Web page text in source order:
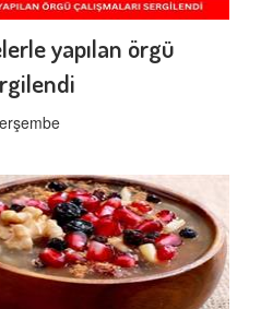
yapılan örgü